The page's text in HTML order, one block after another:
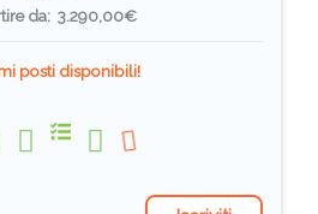
da: 3.290,00€
posti disponibili!